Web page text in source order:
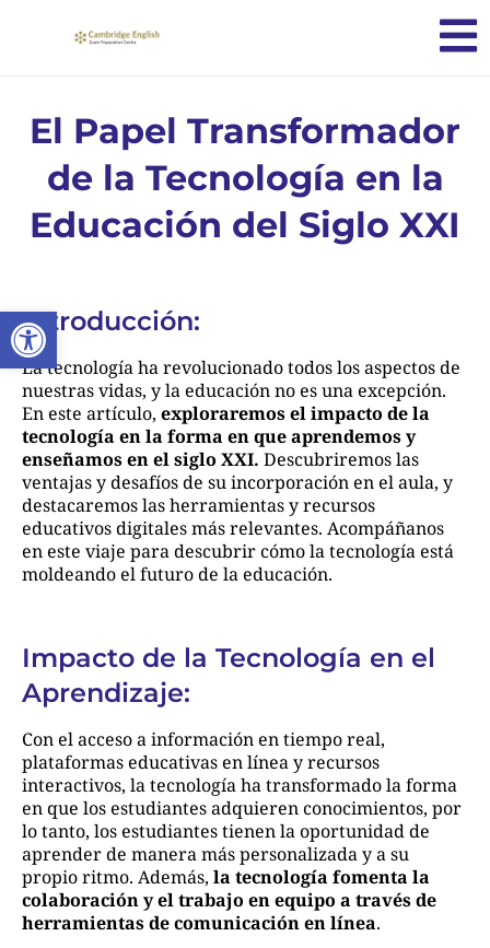
Abrir barra de herramientas
El Papel Transformador
de la Tecnología en la
Educación del Siglo XXI
Introducción:
La tecnología ha revolucionado todos los aspectos de
nuestras vidas, y la educación no es una excepción.
En este artículo, exploraremos el impacto de la
tecnología en la forma en que aprendemos y
enseñamos en el siglo XXI. Descubriremos las
ventajas y desafíos de su incorporación en el aula, y
destacaremos las herramientas y recursos
educativos digitales más relevantes. Acompáñanos
en este viaje para descubrir cómo la tecnología está
moldeando el futuro de la educación.
Impacto de la Tecnología en el
Aprendizaje:
Con el acceso a información en tiempo real,
plataformas educativas en línea y recursos
interactivos, la tecnología ha transformado la forma
en que los estudiantes adquieren conocimientos, por
lo tanto, los estudiantes tienen la oportunidad de
aprender de manera más personalizada y a su
propio ritmo. Además, la tecnología fomenta la
colaboración y el trabajo en equipo a través de
herramientas de comunicación en línea.